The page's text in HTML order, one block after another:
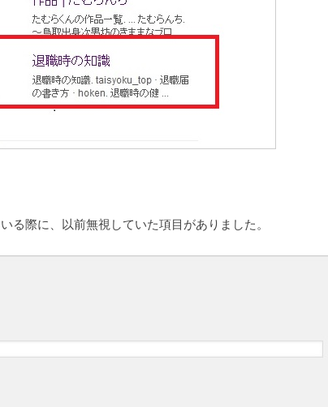
る際に、以前無視していた項目がありました。